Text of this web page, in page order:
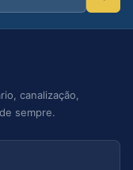
canalização,
sempre.